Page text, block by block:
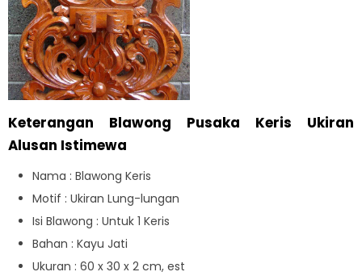
Keterangan Blawong Pusaka Keris Ukiran
Alusan Istimewa
Nama : Blawong Keris
Motif : Ukiran Lung-lungan
Isi Blawong : Untuk 1 Keris
Bahan : Kayu Jati
Ukuran : 60 x 30 x 2 cm, est